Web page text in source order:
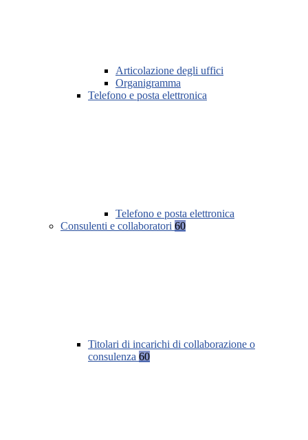
Articolazione degli uffici
Organigramma
Telefono e posta elettronica
Telefono e posta elettronica
Consulenti e collaboratori 60
Titolari di incarichi di collaborazione o
consulenza 60